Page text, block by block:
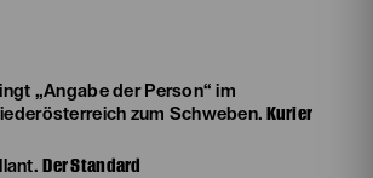
„Angabe der Person“ im
zum Schweben. Kurier
Der Standard